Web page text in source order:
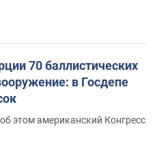
70 баллистических
в Госдепе
этом американский Конгресс